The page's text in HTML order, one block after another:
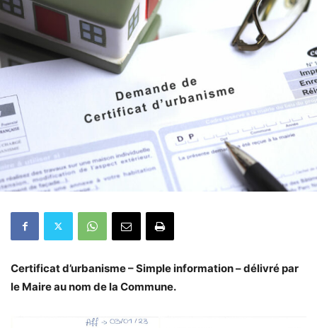
Certificat d’urbanisme – Simple information – délivré par
le Maire au nom de la Commune.